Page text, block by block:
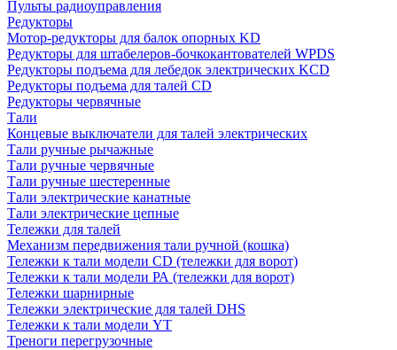
Пульты радиоуправления
Редукторы
Мотор-редукторы для балок опорных KD
Редукторы для штабелеров-бочкокантователей WPDS
Редукторы подъема для лебедок электрических KCD
Редукторы подъема для талей CD
Редукторы червячные
Тали
Концевые выключатели для талей электрических
Тали ручные рычажные
Тали ручные червячные
Тали ручные шестеренные
Тали электрические канатные
Тали электрические цепные
Тележки для талей
Механизм передвижения тали ручной (кошка)
Тележки к тали модели CD (тележки для ворот)
Тележки к тали модели РА (тележки для ворот)
Тележки шарнирные
Тележки электрические для талей DHS
Тележки к тали модели YT
Треноги перегрузочные